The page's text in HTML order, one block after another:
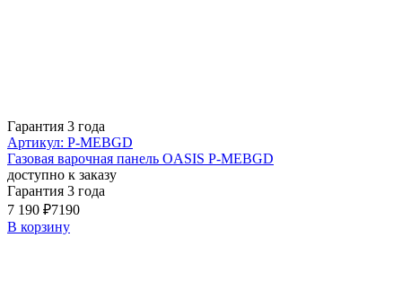
Гарантия 3 года
Артикул: P-MEBGD
Газовая варочная панель OASIS P-MEBGD
доступно к заказу
Гарантия 3 года
7 190 ₽7190
В корзину